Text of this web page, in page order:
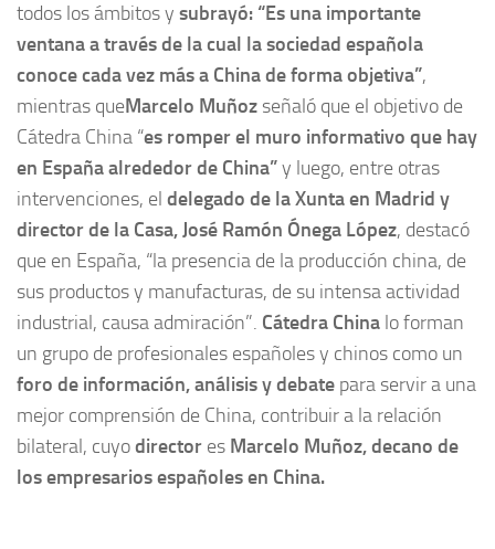
todos los ámbitos y subrayó: “Es una importante
ventana a través de la cual la sociedad española
conoce cada vez más a China de forma objetiva”,
mientras queMarcelo Muñoz señaló que el objetivo de
Cátedra China “es romper el muro informativo que hay
en España alrededor de China”y luego, entre otras
intervenciones, el delegado de la Xunta en Madrid y
director de la Casa, José Ramón Ónega López, destacó
que en España, “la presencia de la producción china, de
sus productos y manufacturas, de su intensa actividad
industrial, causa admiración”. Cátedra China lo forman
un grupo de profesionales españoles y chinos como un
foro de información, análisis y debate para servir a una
mejor comprensión de China, contribuir a la relación
bilateral, cuyodirector es Marcelo Muñoz,decano de
los empresarios españoles en China.